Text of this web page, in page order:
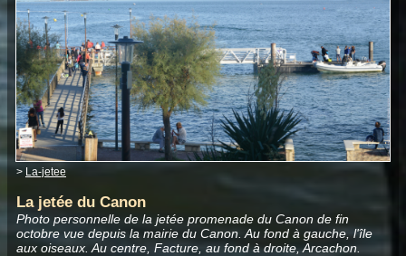
> La-jetee
La jetée du Canon
Photo personnelle de la jetée promenade du Canon de fin
octobre vue depuis la mairie du Canon. Au fond à gauche, l'île
aux oiseaux. Au centre, Facture, au fond à droite, Arcachon.